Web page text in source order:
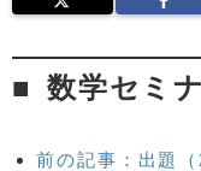
数学セミ
前の記事：出題